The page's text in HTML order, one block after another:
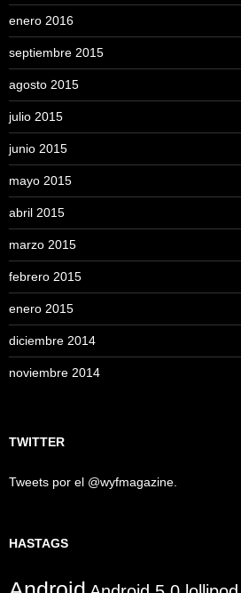
enero 2016
septiembre 2015
agosto 2015
julio 2015
junio 2015
mayo 2015
abril 2015
marzo 2015
febrero 2015
enero 2015
diciembre 2014
noviembre 2014
TWITTER
Tweets por el @wyfmagazine.
HASTAGS